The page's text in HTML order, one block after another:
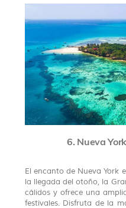
6. Nueva
El encanto de Nueva York
la llegada del otoño, la
cálidos y ofrece una
festivales. Disfruta de la